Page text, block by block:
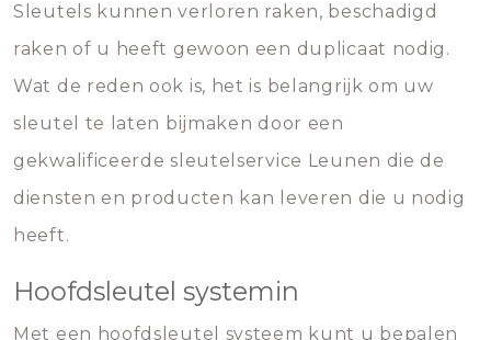
Sleutels kunnen verloren raken, beschadigd
raken of u heeft gewoon een duplicaat nodig.
Wat de reden ook is, het is belangrijk om uw
sleutel te laten bijmaken door een
gekwalificeerde sleutelservice Leunen die de
diensten en producten kan leveren die u nodig
heeft.
Hoofdsleutel systemin
Met een hoofdsleutel systeem kunt u bepalen